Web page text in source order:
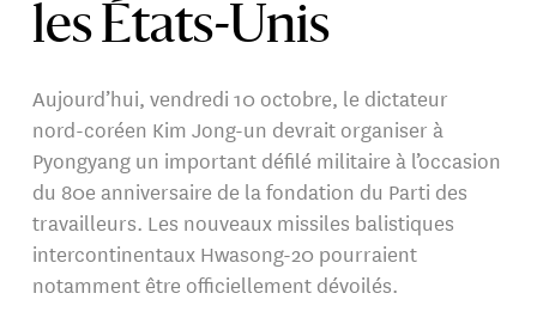
les États-Unis
Aujourd’hui, vendredi 10 octobre, le dictateur
nord-coréen Kim Jong-un devrait organiser à
Pyongyang un important défilé militaire à l’occasion
du 80e anniversaire de la fondation du Parti des
travailleurs. Les nouveaux missiles balistiques
intercontinentaux Hwasong-20 pourraient
notamment être officiellement dévoilés.